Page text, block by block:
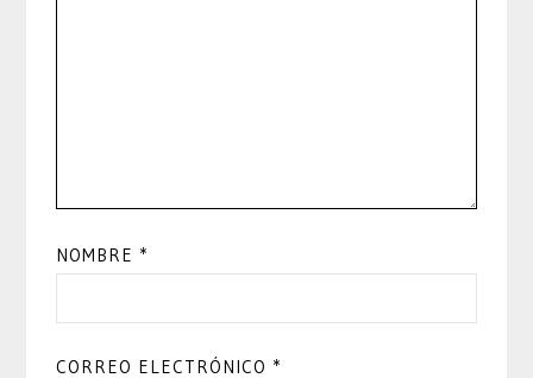
NOMBRE *
CORREO ELECTRÓNICO *